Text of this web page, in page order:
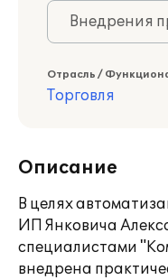
Внедрения
Отрасль /
Торговля
Описание
В целях
ИП Янковича
специалистами
внедрена